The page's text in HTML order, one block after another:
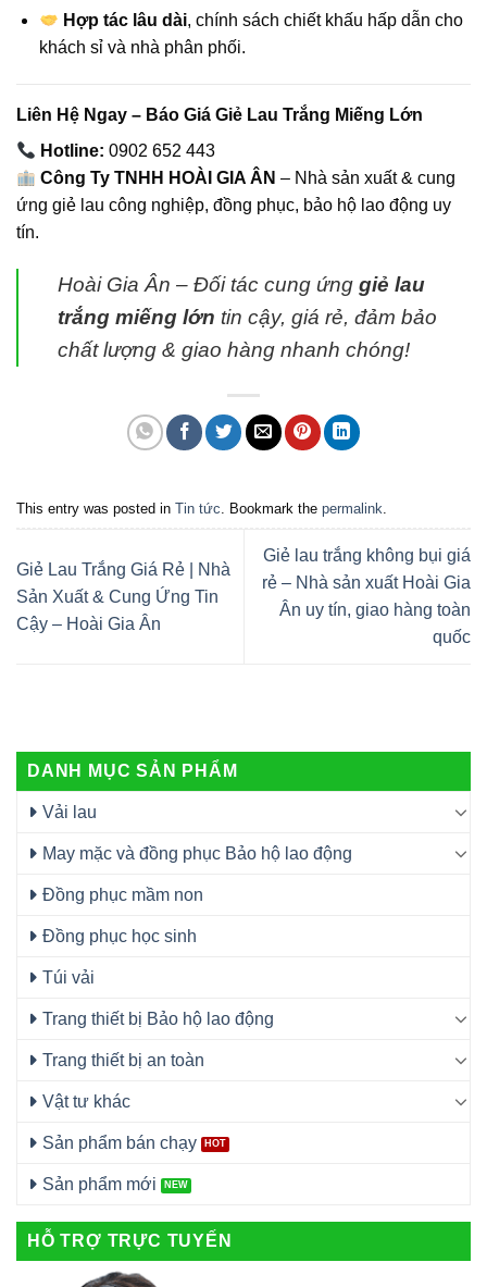
Hợp tác lâu dài, chính sách chiết khấu hấp dẫn cho
khách sỉ và nhà phân phối.
Liên Hệ Ngay – Báo Giá Giẻ Lau Trắng Miếng Lớn
Hotline: 0902 652 443
Công Ty TNHH HOÀI GIA ÂN – Nhà sản xuất & cung
ứng giẻ lau công nghiệp, đồng phục, bảo hộ lao động uy
tín.
Hoài Gia Ân – Đối tác cung ứng giẻ lau
trắng miếng lớn tin cậy, giá rẻ, đảm bảo
chất lượng & giao hàng nhanh chóng!
This entry was posted in Tin tức . Bookmark the permalink
Giẻ Lau Trắng Giá Rẻ | Nhà
Sản Xuất & Cung Ứng Tin
Cậy – Hoài Gia Ân
Giẻ lau trắng không bụi giá
rẻ – Nhà sản xuất Hoài Gia
Ân uy tín, giao hàng toàn
quốc
DANH MỤC SẢN PHẨM
Vải lau
May mặc và đồng phục Bảo hộ lao động
Đồng phục mầm non
Đồng phục học sinh
Túi vải
Trang thiết bị Bảo hộ lao động
Trang thiết bị an toàn
Vật tư khác
Sản phẩm bán chạy
Sản phẩm mới
HỖ TRỢ TRỰC TUYẾN